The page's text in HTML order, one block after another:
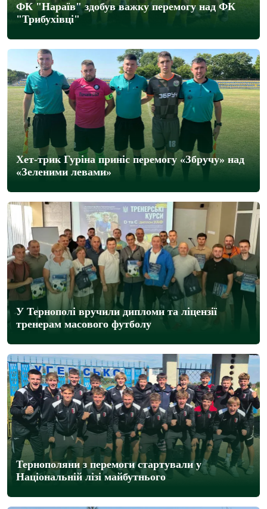
ФК "Нараїв" здобув важку перемогу над ФК
"Трибухівці"
Хет-трик Гуріна приніс перемогу «Збручу» над
«Зеленими левами»
У Тернополі вручили дипломи та ліцензії
тренерам масового футболу
Тернополяни з перемоги стартували у
Національній лізі майбутнього